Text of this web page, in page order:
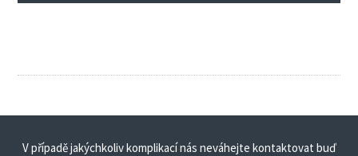
V případě jakýchkoliv komplikací nás neváhejte kontaktovat buď